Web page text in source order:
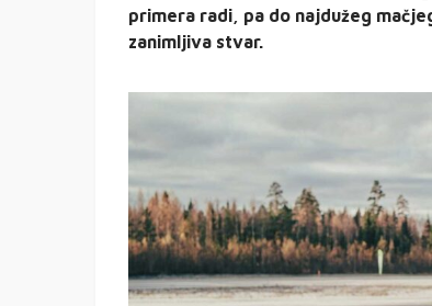
primera radi, pa do najdužeg
zanimljiva stvar.